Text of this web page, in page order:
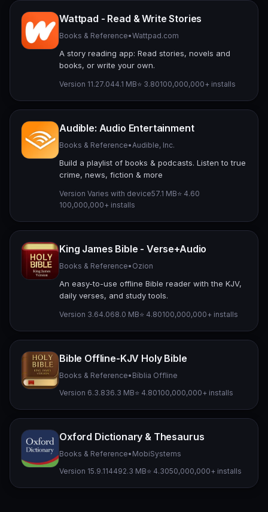
Wattpad - Read & Write Stories
Books & Reference•Wattpad.com
A story reading app: Read stories, novels and
books, or write your own.
Version 11.27.044.1 MB⭐ 3.80100,000,000+ installs
Audible: Audio Entertainment
Books & Reference• Audible, Inc.
Build a playlist of books & podcasts. Listen to true
crime, news, fiction & more
Version Varies with device57.1 MB⭐ 4.60
100,000,000+ installs
King James Bible - Verse+Audio
Books & Reference• Ozion
An easy-to-use offline Bible reader with the KJV,
daily verses, and study tools.
Version 3.64.068.0 MB⭐ 4.80100,000,000+ installs
Bible Offline-KJV Holy Bible
Books & Reference• Bíblia Offline
Version 6.3.836.3 MB⭐ 4.80100,000,000+ installs
Oxford Dictionary & Thesaurus
Books & Reference• MobiSystems
Version 15.9.114492.3 MB⭐ 4.3050,000,000+ installs